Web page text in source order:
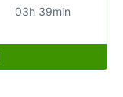
03h 39min